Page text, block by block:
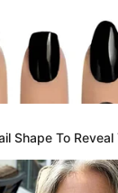
Shape To